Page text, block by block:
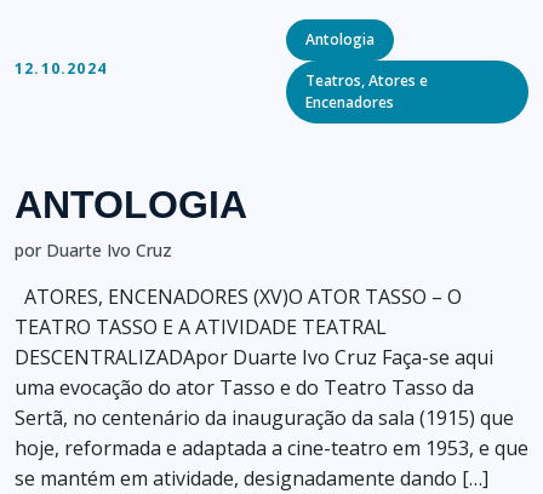
12.10.2024
Categories
Antologia
Teatros, Atores e
Encenadores
ANTOLOGIA
por Duarte Ivo Cruz
ATORES, ENCENADORES (XV)O ATOR TASSO – O
TEATRO TASSO E A ATIVIDADE TEATRAL
DESCENTRALIZADApor Duarte Ivo Cruz Faça-se aqui
uma evocação do ator Tasso e do Teatro Tasso da
Sertã, no centenário da inauguração da sala (1915) que
hoje, reformada e adaptada a cine-teatro em 1953, e que
se mantém em atividade, designadamente dando […]